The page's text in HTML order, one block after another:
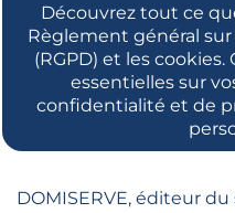
Découvrez tout ce
Règlement général
(RGPD) et les
essentielles sur
confidentialité et de
DOMISERVE, éditeur du